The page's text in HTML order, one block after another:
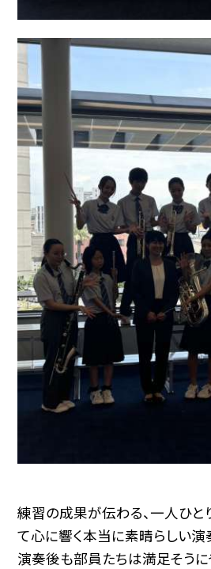
練習の成果が伝わる、一人ひと
て心に響く本当に素晴らしい演
演奏後も部員たちは満足そう